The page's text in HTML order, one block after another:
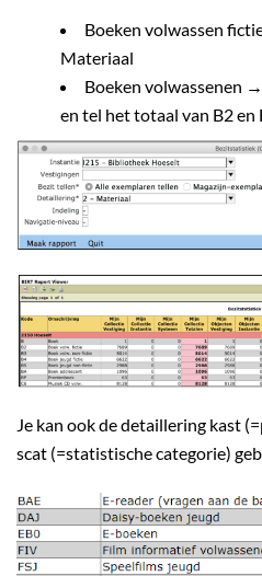
Boeken volwassen
Materiaal
Boeken volwassenen
en tel het totaal van B2 en
Je kan ook de detaillering kast
scat (=statistische categorie)